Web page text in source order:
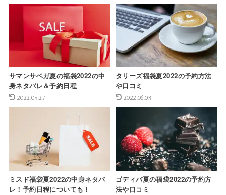
サマンサベガ夏の福袋2022の中
身ネタバレ＆予約日程
2022.05.27
タリーズ福袋夏2022の予約方法
や口コミ
2022.06.03
ミスド福袋夏2022の中身ネタバ
レ！予約日程についても！
ゴディバ夏の福袋2022の予約方
法や口コミ